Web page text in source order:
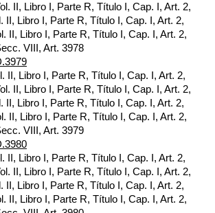
II, Libro I, Parte R, Título I, Cap. I, Art. 2,
II, Libro I, Parte R, Título I, Cap. I, Art. 2,
II, Libro I, Parte R, Título I, Cap. I, Art. 2,
VIII, Art. 3978
II, Libro I, Parte R, Título I, Cap. I, Art. 2,
II, Libro I, Parte R, Título I, Cap. I, Art. 2,
II, Libro I, Parte R, Título I, Cap. I, Art. 2,
II, Libro I, Parte R, Título I, Cap. I, Art. 2,
VIII, Art. 3979
II, Libro I, Parte R, Título I, Cap. I, Art. 2,
II, Libro I, Parte R, Título I, Cap. I, Art. 2,
II, Libro I, Parte R, Título I, Cap. I, Art. 2,
II, Libro I, Parte R, Título I, Cap. I, Art. 2,